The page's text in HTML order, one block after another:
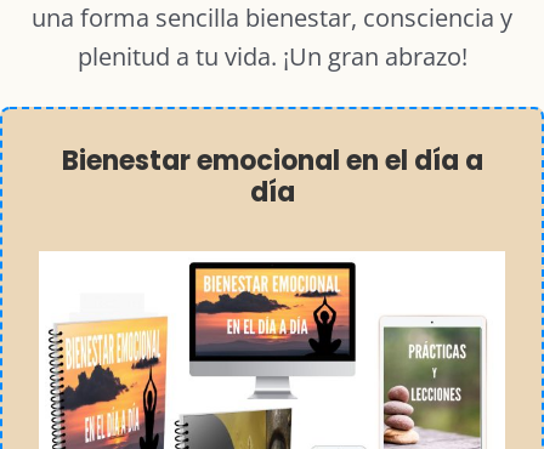
una forma sencilla bienestar, consciencia y
plenitud a tu vida. ¡Un gran abrazo!
Bienestar emocional en el día a
día